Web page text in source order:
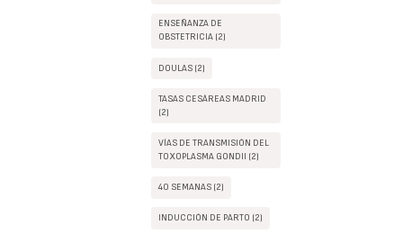
ENSEÑANZA DE
OBSTETRICIA (2)
DOULAS (2)
TASAS CESÁREAS MADRID
(2)
VÍAS DE TRANSMISIÓN DEL
TOXOPLASMA GONDII (2)
40 SEMANAS (2)
INDUCCIÓN DE PARTO (2)